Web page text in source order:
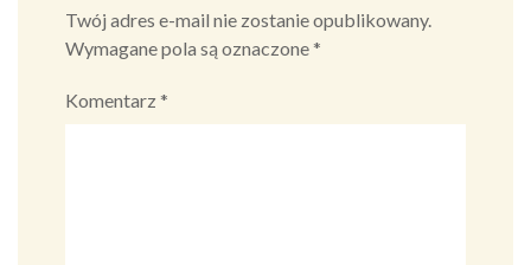
Twój adres e-mail nie zostanie opublikowany.
Wymagane pola są oznaczone*
Komentarz*